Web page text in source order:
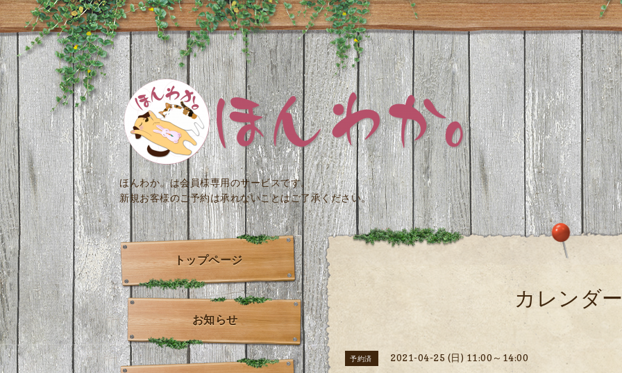
ほんわか。は会員様専用のサービスです。
新規お客様のご予約は承れないことはご了承ください。
カレンダ
予約済 2021-04-25 (日) 11:00～14:00
トップページ
お知らせ